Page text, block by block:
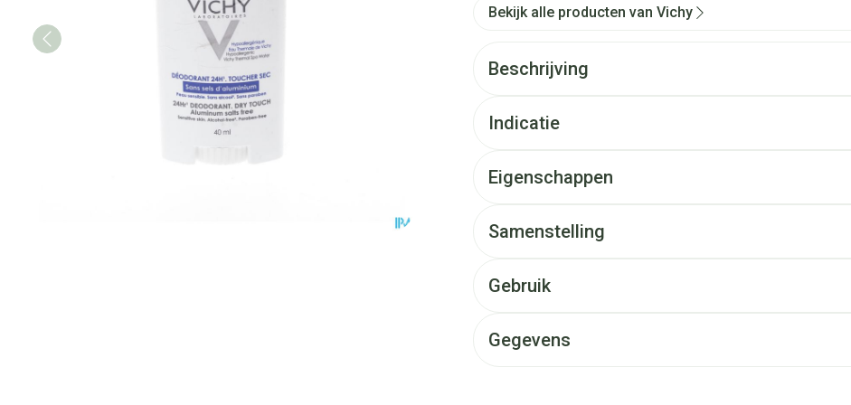
Bekijk alle producten van Vichy
Beschrijving
Indicatie
Eigenschappen
Samenstelling
Gebruik
Gegevens